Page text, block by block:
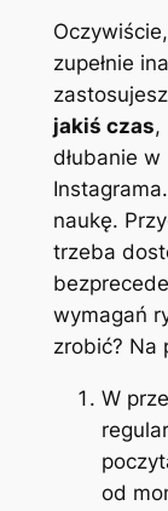
zupełnie
jakiś czas,
dłubanie
naukę.
trzeba
wymagań
zrobić? Na
W
od